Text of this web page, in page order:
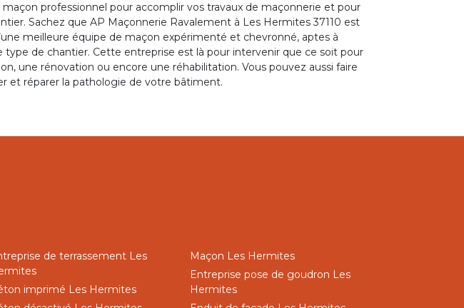
maçon professionnel pour accomplir vos travaux de maçonnerie et pour
Sachez que AP Maçonnerie Ravalement à Les Hermites 37110 est
meilleure équipe de maçon expérimenté et chevronné, aptes à
type de chantier. Cette entreprise est là pour intervenir que ce soit pour
une rénovation ou encore une réhabilitation. Vous pouvez aussi faire
et réparer la pathologie de votre bâtiment.
de terrassement Les
imprimé Les Hermites
Maçon Les Hermites
Entreprise pose de goudron Les
Hermites